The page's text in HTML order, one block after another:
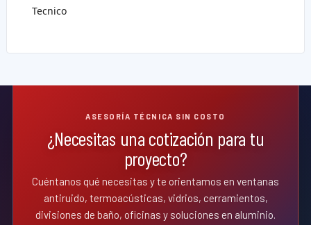
Tecnico
ASESORÍA TÉCNICA SIN COSTO
¿Necesitas una cotización para tu
proyecto?
Cuéntanos qué necesitas y te orientamos en ventanas
antiruido, termoacústicas, vidrios, cerramientos,
divisiones de baño, oficinas y soluciones en aluminio.